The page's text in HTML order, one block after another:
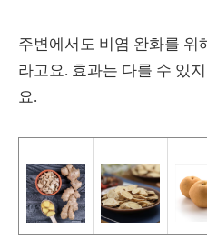
주변에서도 비염 완화를 위
라고요. 효과는 다를 수 있
요.